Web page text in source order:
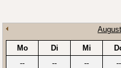
Mo Di Mi
--
-- --
--